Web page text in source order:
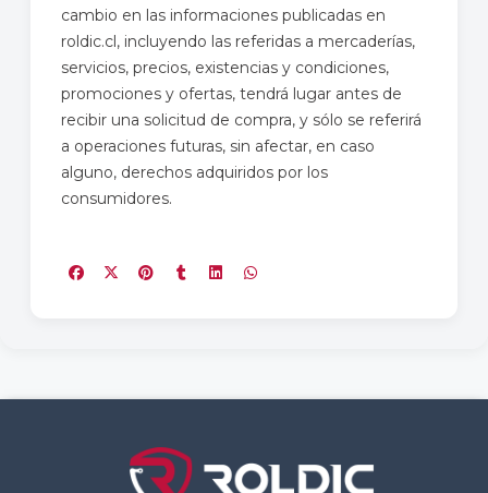
cambio en las informaciones publicadas en
roldic.cl, incluyendo las referidas a mercaderías,
servicios, precios, existencias y condiciones,
promociones y ofertas, tendrá lugar antes de
recibir una solicitud de compra, y sólo se referirá
a operaciones futuras, sin afectar, en caso
alguno, derechos adquiridos por los
consumidores.